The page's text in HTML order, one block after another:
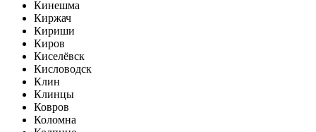
Кинешма
Киржач
Кириши
Киров
Киселёвск
Кисловодск
Клин
Клинцы
Ковров
Коломна